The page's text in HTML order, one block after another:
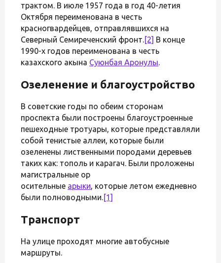
трактом. В июле 1957 года в год 40-летия
Октября переименована в честь
красногвардейцев, отправлявшихся на
Северный Семиреченский фронт.[2] В конце
1990-х годов переименована в честь
казахского акына Суюнбая Аронулы.
Озеленение и благоустройство
В советские годы по обеим сторонам
проспекта были построены благоустроенные
пешеходные тротуары, которые представляли
собой тенистые аллеи, которые были
озеленены лиственными породами деревьев
таких как: тополь и карагач. Были проложены
магистральные ор
осительные арыки, которые летом ежедневно
были полноводными.[1]
Транспорт
На улице проходят многие автобусные
маршруты.